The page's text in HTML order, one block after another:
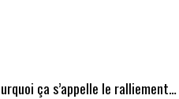
ça s’appelle le